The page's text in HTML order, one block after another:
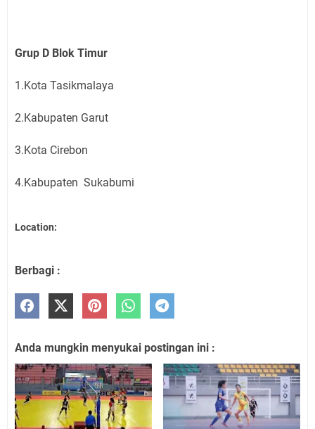
Grup D Blok Timur
1.Kota Tasikmalaya
2.Kabupaten Garut
3.Kota Cirebon
4.Kabupaten Sukabumi
Location:
Berbagi :
Anda mungkin menyukai postingan ini :